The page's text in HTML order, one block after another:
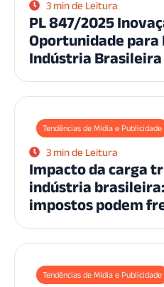
3 min de Leitura
PL 847/2025
Oportunidade para
Indústria Brasileira
Tendências de Mídia e Publicidade
3 min de Leitura
Impacto da carga
indústria
impostos podem
Tendências de Mídia e Publicidade